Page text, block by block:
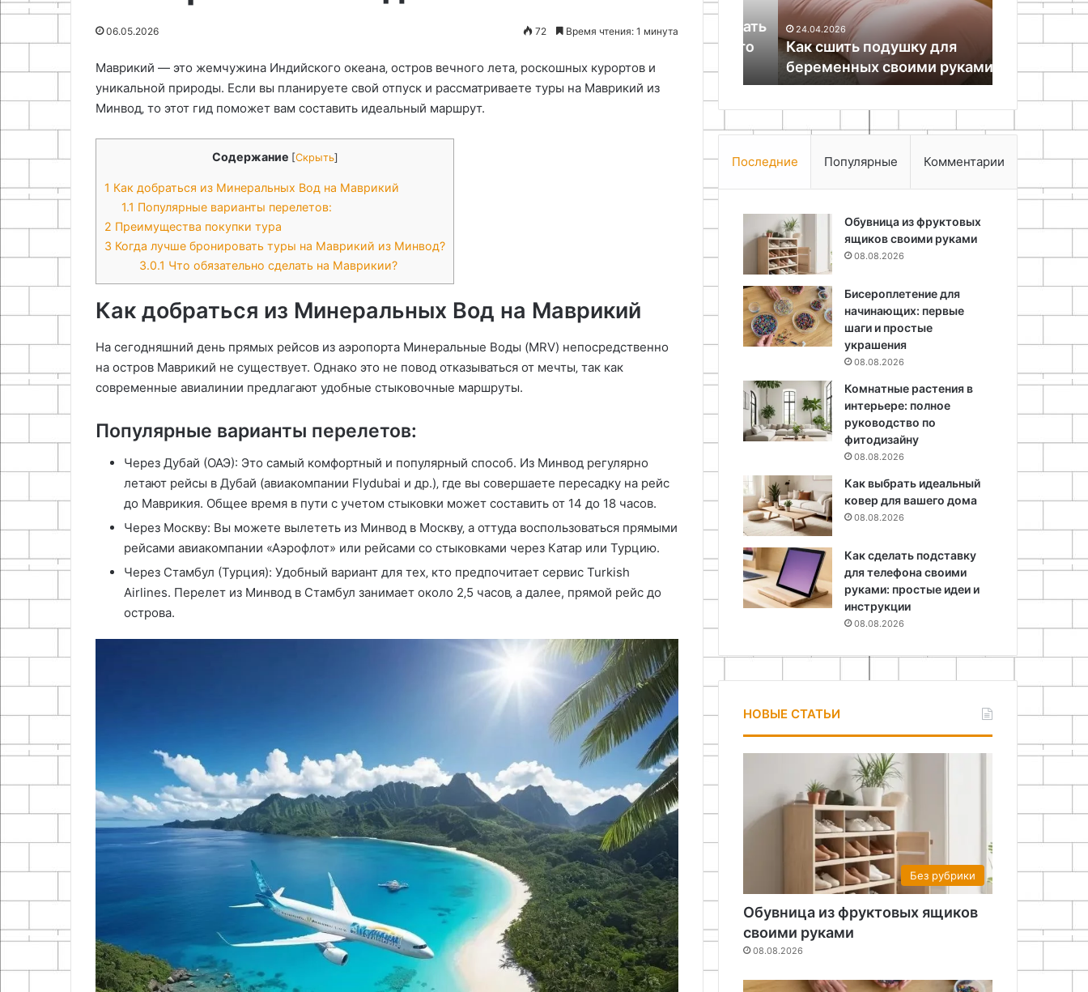
06.05.2026 72 Время чтения: 1 минута
Маврикий — это жемчужина Индийского океана‚ остров вечного лета‚ роскошных курортов и
уникальной природы. Если вы планируете свой отпуск и рассматриваете туры на Маврикий из
Минвод‚ то этот гид поможет вам составить идеальный маршрут.
Содержание [Скрыть]
1 Как добраться из Минеральных Вод на Маврикий
1.1 Популярные варианты перелетов:
2 Преимущества покупки тура
3 Когда лучше бронировать туры на Маврикий из Минвод?
3.0.1 Что обязательно сделать на Маврикии?
Как добраться из Минеральных Вод на Маврикий
На сегодняшний день прямых рейсов из аэропорта Минеральные Воды (MRV) непосредственно
на остров Маврикий не существует. Однако это не повод отказываться от мечты‚ так как
современные авиалинии предлагают удобные стыковочные маршруты.
Популярные варианты перелетов:
Через Дубай (ОАЭ): Это самый комфортный и популярный способ. Из Минвод регулярно
летают рейсы в Дубай (авиакомпании Flydubai и др.)‚ где вы совершаете пересадку на рейс
до Маврикия. Общее время в пути с учетом стыковки может составить от 14 до 18 часов.
Через Москву: Вы можете вылететь из Минвод в Москву‚ а оттуда воспользоваться прямыми
рейсами авиакомпании «Аэрофлот» или рейсами со стыковками через Катар или Турцию.
Через Стамбул (Турция): Удобный вариант для тех‚ кто предпочитает сервис Turkish
Airlines. Перелет из Минвод в Стамбул занимает около 2‚5 часов‚ а далее, прямой рейс до
острова.
Как устранить перегрев
автомобиля Нива
профиля
проекта
Нитки для вязания: как выбрать
идеальную пряжу для вашего
проекта
24.04.2026
Как сшить подушку для
беременных своими руками
маленькой
28.07.2026
маленькой
Последние Популярные Комментарии
Обувница из фруктовых
ящиков своими руками
08.08.2026
Бисероплетение для
начинающих: первые
шаги и простые
украшения
08.08.2026
Комнатные растения в
интерьере: полное
руководство по
фитодизайну
08.08.2026
Как выбрать идеальный
ковер для вашего дома
08.08.2026
Как сделать подставку
для телефона своими
руками: простые идеи и
инструкции
08.08.2026
НОВЫЕ СТАТЬИ
Без рубрики
Обувница из фруктовых ящиков
своими руками
08.08.2026